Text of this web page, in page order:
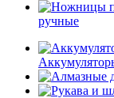
ручные